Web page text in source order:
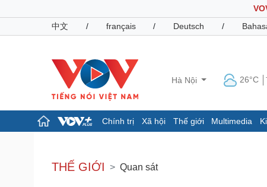
中文
/ français / Deutsch /
Hà Nội 26°C
Chính trị Xã hội Thế giới Multimedia
Đảng
Tổ chức nhân sự
THẾ GIỚI Quan sát